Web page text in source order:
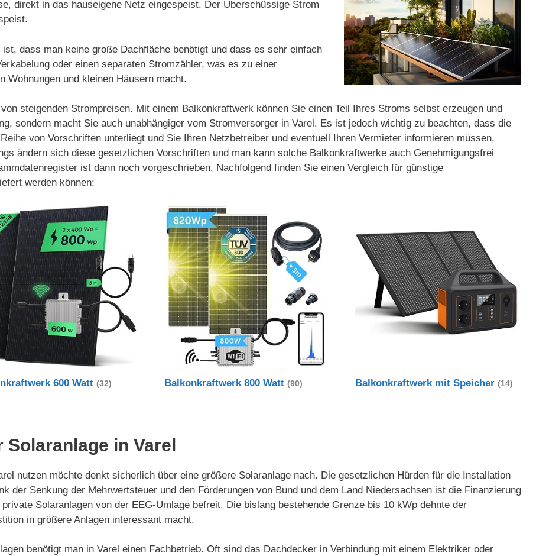
direkt in das hauseigene Netz eingespeist. Der Überschüssige Strom
dass man keine große Dachfläche benötigt und dass es sehr einfach
oder einen separaten Stromzähler, was es zu einer
Wohnungen und kleinen Häusern macht.
steigenden Strompreisen. Mit einem Balkonkraftwerk können Sie einen Teil Ihres Stroms selbst erzeugen und
sondern macht Sie auch unabhängiger vom Stromversorger in Varel. Es ist jedoch wichtig zu beachten, dass die
von Vorschriften unterliegt und Sie Ihren Netzbetreiber und eventuell Ihren Vermieter informieren müssen,
ändern sich diese gesetzlichen Vorschriften und man kann solche Balkonkraftwerke auch Genehmigungsfrei
ist dann noch vorgeschrieben. Nachfolgend finden Sie einen Vergleich für günstige
werden können:
600 Watt(32) Balkonkraftwerk 800 Watt(90) Balkonkraftwerk mit Speicher(14)
in Varel
nutzen möchte denkt sicherlich über eine größere Solaranlage nach. Die gesetzlichen Hürden für die Installation
der Senkung der Mehrwertsteuer und den Förderungen von Bund und dem Land Niedersachsen ist die Finanzierung
Solaranlagen von der EEG-Umlage befreit. Die bislang bestehende Grenze bis 10 kWp dehnte der
in größere Anlagen interessant macht.
benötigt man in Varel einen Fachbetrieb. Oft sind das Dachdecker in Verbindung mit einem Elektriker oder